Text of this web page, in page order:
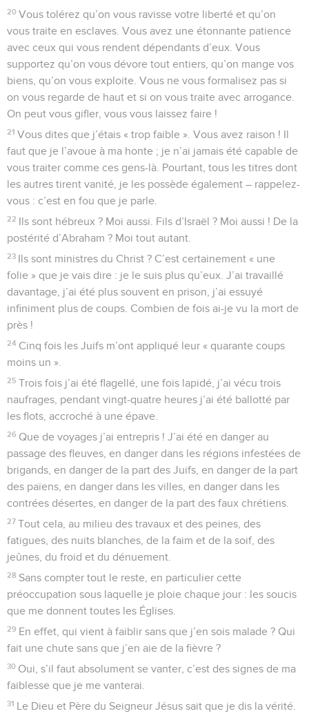
20 Vous tolérez qu’on vous ravisse votre liberté et qu’on
vous traite en esclaves. Vous avez une étonnante patience
avec ceux qui vous rendent dépendants d’eux. Vous
supportez qu’on vous dévore tout entiers, qu’on mange vos
biens, qu’on vous exploite. Vous ne vous formalisez pas si
on vous regarde de haut et si on vous traite avec arrogance.
On peut vous gifler, vous vous laissez faire !
21 Vous dites que j’étais « trop faible ». Vous avez raison ! Il
faut que je l’avoue à ma honte ; je n’ai jamais été capable de
vous traiter comme ces gens-là. Pourtant, tous les titres dont
les autres tirent vanité, je les possède également – rappelez-
vous : c’est en fou que je parle.
22 Ils sont hébreux ? Moi aussi. Fils d’Israël ? Moi aussi ! De la
postérité d’Abraham ? Moi tout autant.
23 Ils sont ministres du Christ ? C’est certainement « une
folie » que je vais dire : je le suis plus qu’eux. J’ai travaillé
davantage, j’ai été plus souvent en prison, j’ai essuyé
infiniment plus de coups. Combien de fois ai-je vu la mort de
près !
24 Cinq fois les Juifs m’ont appliqué leur « quarante coups
moins un ».
25 Trois fois j’ai été flagellé, une fois lapidé, j’ai vécu trois
naufrages, pendant vingt-quatre heures j’ai été ballotté par
les flots, accroché à une épave.
26 Que de voyages j’ai entrepris ! J’ai été en danger au
passage des fleuves, en danger dans les régions infestées de
brigands, en danger de la part des Juifs, en danger de la part
des païens, en danger dans les villes, en danger dans les
contrées désertes, en danger de la part des faux chrétiens.
27 Tout cela, au milieu des travaux et des peines, des
fatigues, des nuits blanches, de la faim et de la soif, des
jeûnes, du froid et du dénuement.
28 Sans compter tout le reste, en particulier cette
préoccupation sous laquelle je ploie chaque jour : les soucis
que me donnent toutes les Églises.
29 En effet, qui vient à faiblir sans que j’en sois malade ? Qui
fait une chute sans que j’en aie de la fièvre ?
30 Oui, s’il faut absolument se vanter, c’est des signes de ma
faiblesse que je me vanterai.
31 Le Dieu et Père du Seigneur Jésus sait que je dis la vérité.